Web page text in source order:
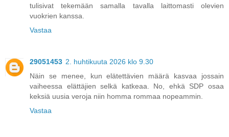
tulisivat tekemään samalla tavalla laittomasti olevien
vuokrien kanssa.
Vastaa
29051453 2. huhtikuuta 2026 klo 9.30
Näin se menee, kun elätettävien määrä kasvaa jossain
vaiheessa elättäjien selkä katkeaa. No, ehkä SDP osaa
keksiä uusia veroja niin homma rommaa nopeammin.
Vastaa